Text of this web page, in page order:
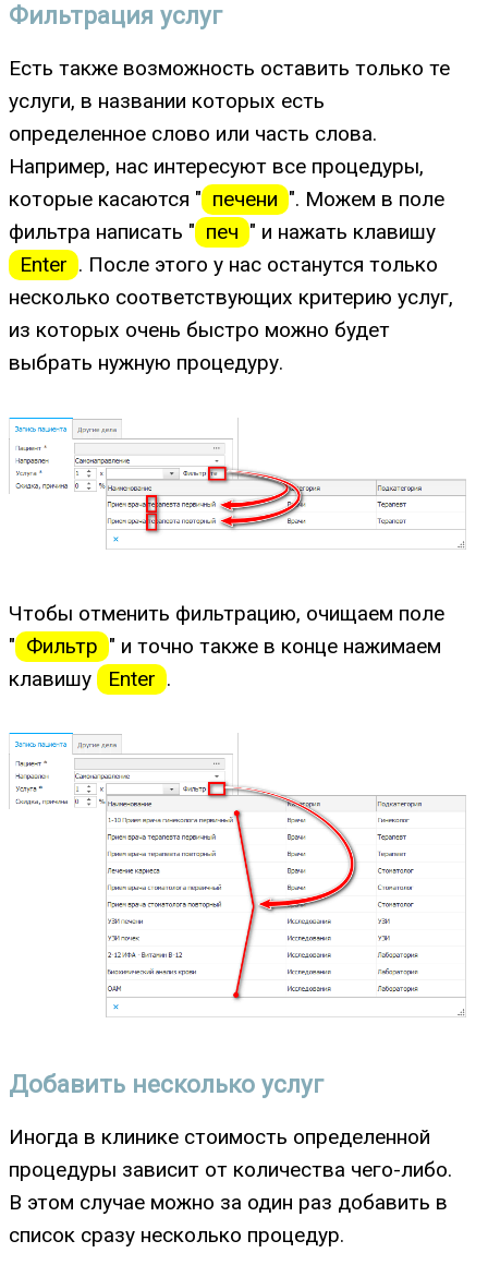
Фильтрация услуг
Есть также возможность оставить только те
услуги, в названии которых есть
определенное слово или часть слова.
Например, нас интересуют все процедуры,
которые касаются " печени ". Можем в поле
фильтра написать " печ " и нажать клавишу
Enter . После этого у нас останутся только
несколько соответствующих критерию услуг,
из которых очень быстро можно будет
выбрать нужную процедуру.
Чтобы отменить фильтрацию, очищаем поле
" Фильтр " и точно также в конце нажимаем
клавишу
Enter .
Добавить несколько услуг
Иногда в клинике стоимость определенной
процедуры зависит от количества чего-либо.
В этом случае можно за один раз добавить в
список сразу несколько процедур.